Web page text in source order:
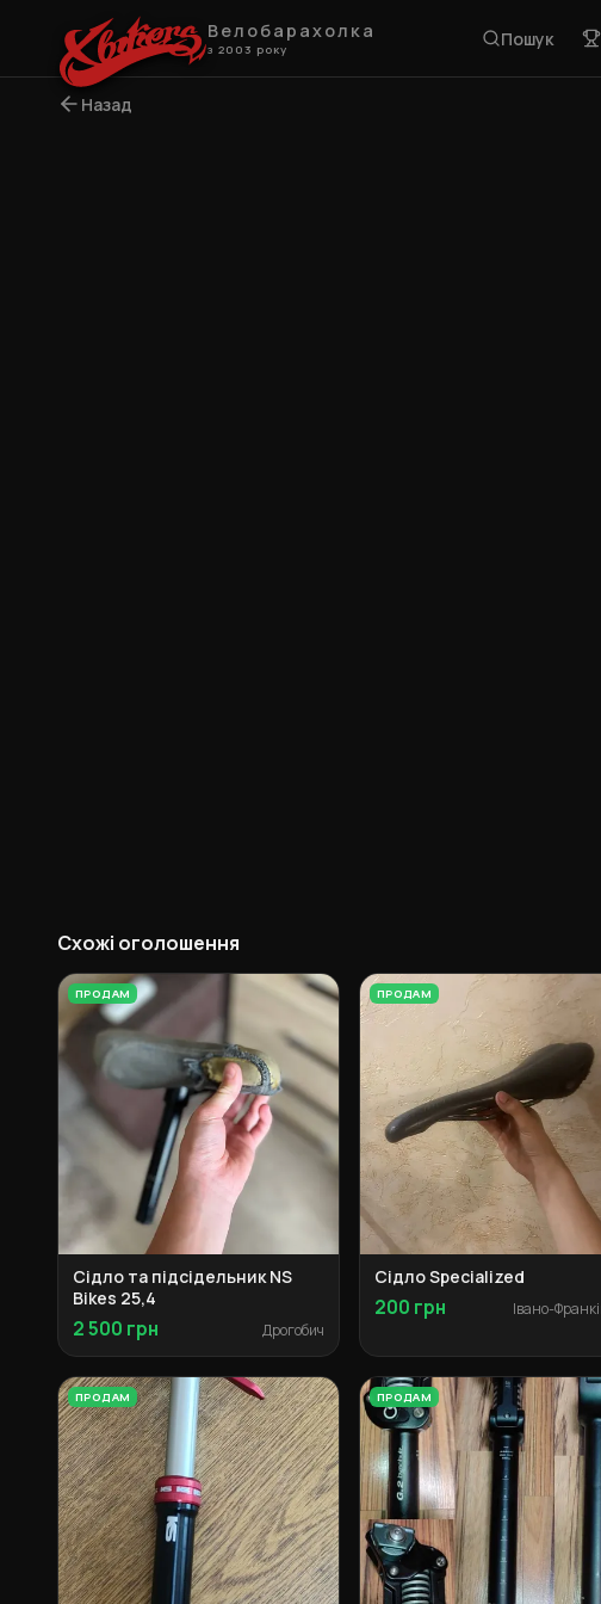
Велобарахолка
з 2003 року Пошук
Назад
Схожі оголошення
ПРОДАМ
Сідло та підсідельник NS
Bikes 25,4
2 500 грн Дрогобич
ПРОДАМ
Сідло Specialized
200 грн
ПРОДАМ ПРОДАМ